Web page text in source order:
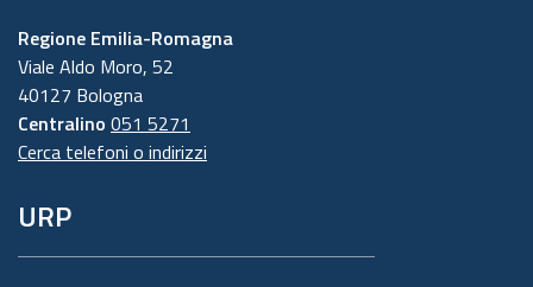
Regione Emilia-Romagna
Viale Aldo Moro, 52
40127 Bologna
Centralino 051 5271
Cerca telefoni o indirizzi
URP